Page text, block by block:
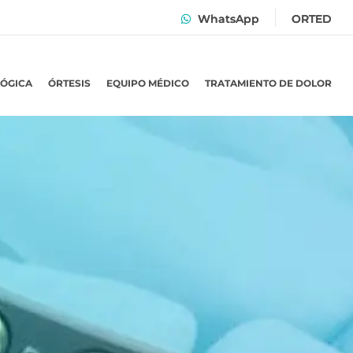
WhatsApp ORTED
ÓRTESIS EQUIPO MÉDICO TRATAMIENTO DE DOLOR